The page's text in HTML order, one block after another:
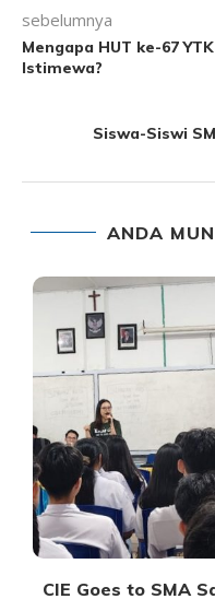
sebelumnya
Mengapa HUT ke-67
Istimewa?
Siswa-Siswi
ANDA
CIE Goes to SMA